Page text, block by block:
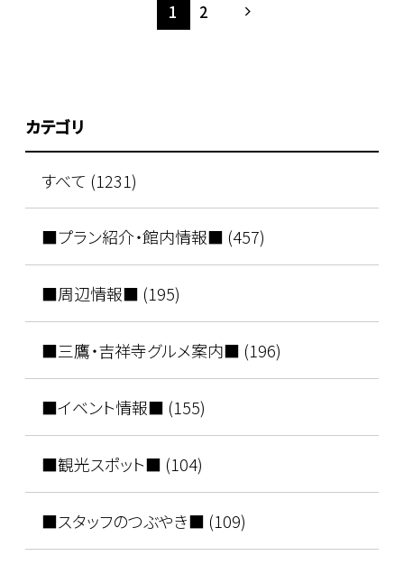
1 2
カテゴリ
すべて (1231)
■プラン紹介・館内情報■ (457)
■周辺情報■ (195)
■三鷹・吉祥寺グルメ案内■ (196)
■イベント情報■ (155)
■観光スポット■ (104)
■スタッフのつぶやき■ (109)